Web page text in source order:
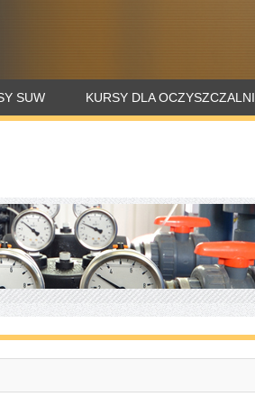
SUW KURSY DLA OCZYSZCZALNI